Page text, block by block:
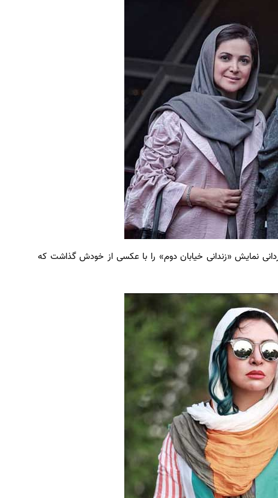
نمایش «زندانی خیابان دوم» را با عکسی از خودش گذاشت که